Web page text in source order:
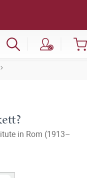
in Rom (1913–